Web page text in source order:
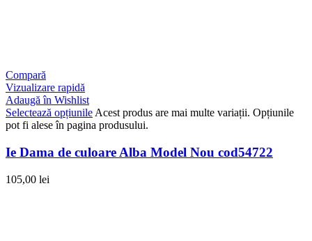
Compară
Vizualizare rapidă
Adaugă în Wishlist
Selectează opțiunile Acest produs are mai multe variații. Opțiunile
pot fi alese în pagina produsului.
Ie Dama de culoare Alba Model Nou cod54722
105,00 lei